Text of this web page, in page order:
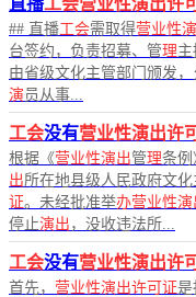
## 直播工会需取得营业性
台签约，负责招募、管理
由省级文化主管部门颁发，
演 员从事...
工会没有营业性演出许
根据《营业性演出管理条例
出所在地县级人民政府文
证。未经批准举办营业性演
停止演出 ，没收违法所...
工会没有营业性演出许
首先， 营业性演出许可证是